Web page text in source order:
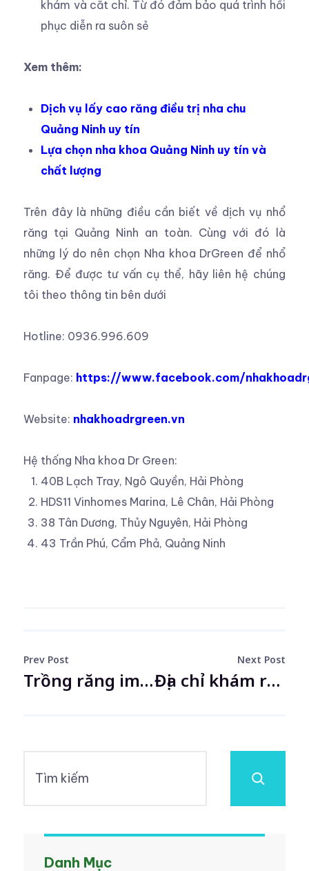
khám và cắt chỉ. Từ đó đảm bảo quá trình hồi
phục diễn ra suôn sẻ
Xem thêm:
Dịch vụ lấy cao răng điều trị nha chu
Quảng Ninh uy tín
Lựa chọn nha khoa Quảng Ninh uy tín và
chất lượng
Trên đây là những điều cần biết về dịch vụ nhổ
răng tại Quảng Ninh an toàn. Cùng với đó là
những lý do nên chọn Nha khoa DrGreen để nhổ
răng. Để được tư vấn cụ thể, hãy liên hệ chúng
tôi theo thông tin bên dưới
Hotline: 0936.996.609
Fanpage: https://www.facebook.com/
Website: nhakhoadrgreen.vn
Hệ thống Nha khoa Dr Green:
40B Lạch Tray, Ngô Quyền, Hải Phòng
HDS11 Vinhomes Marina, Lê Chân, Hải Phòng
38 Tân Dương, Thủy Nguyên, Hải Phòng
43 Trần Phú, Cẩm Phả, Quảng Ninh
Prev Post
Trồng răng implant tại Quảng Ninh uy tín và thẩm mỹ cao
Next Post
Địa chỉ khám răng cho bé Hải Phòng uy tín – Nha khoa DrGreen
Danh Mục